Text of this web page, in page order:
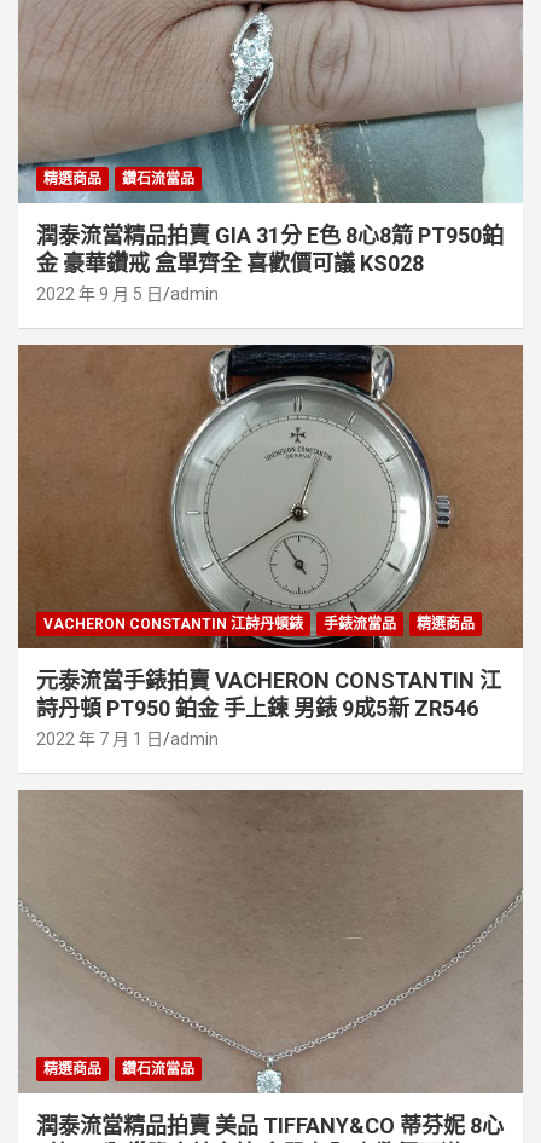
精選商品 鑽石流當品
潤泰流當精品拍賣 GIA 31分 E色 8心8箭 PT950鉑
金 豪華鑽戒 盒單齊全 喜歡價可議 KS028
2022 年 9 月 5 日 admin
VACHERON CONSTANTIN 江詩丹頓錶 手錶流當品 精選商品
元泰流當手錶拍賣 VACHERON CONSTANTIN 江
詩丹頓 PT950 鉑金 手上鍊 男錶 9成5新 ZR546
2022 年 7 月 1 日 admin
精選商品 鑽石流當品
潤泰流當精品拍賣 美品 TIFFANY&CO 蒂芬妮 8心